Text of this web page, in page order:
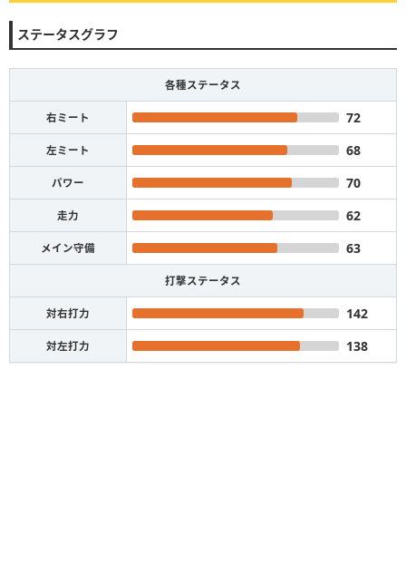
ステータスグラフ
各種ステータス
右ミート 72
左ミート 68
パワー 70
走力 62
メイン守備 63
打撃ステータス
対右打力 142
対左打力 138